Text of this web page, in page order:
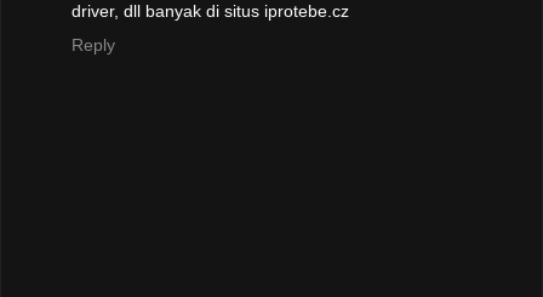
driver, dll banyak di situs iprotebe.cz
Reply